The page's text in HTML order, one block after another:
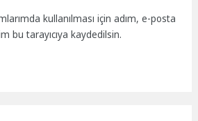
kullanılması için adım, e-posta
bu tarayıcıya kaydedilsin.